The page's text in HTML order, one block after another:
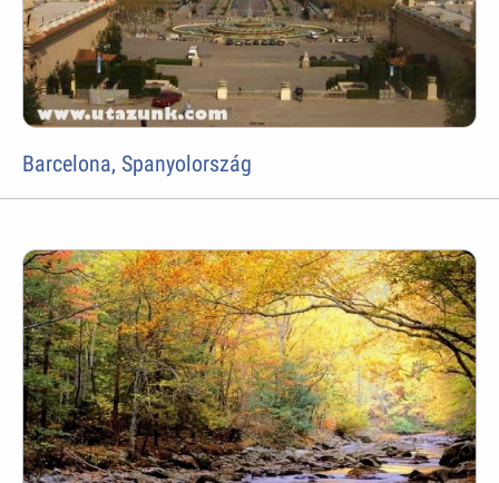
Barcelona, Spanyolország